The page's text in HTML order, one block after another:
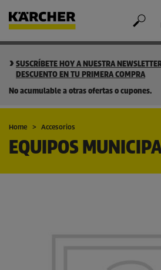
SUSCRÍBETE HOY A NUESTRA
DESCUENTO EN TU PRIMERA COMPRA
No acumulable a otras ofertas o cupones.
Home Accesorios
EQUIPOS